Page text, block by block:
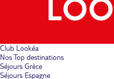
Club Lookéa
Nos Top destinations
Séjours Grèce
Séjours Espagne